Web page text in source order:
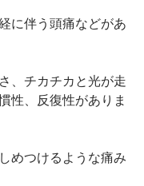
に伴う頭痛などがあ
、チカチカと光が走
性、反復性がありま
めつけるような痛み